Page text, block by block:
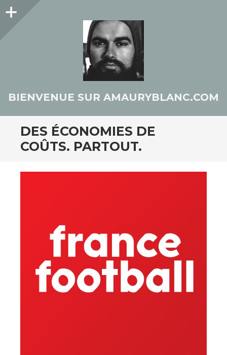
Colonne
BIENVENUE SUR AMAURYBLANC.COM
DES ÉCONOMIES DE
COÛTS. PARTOUT.